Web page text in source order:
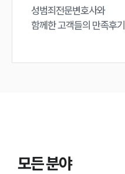
성범죄전문변호사와
함께한 고객들의 만족후기
모든 분야